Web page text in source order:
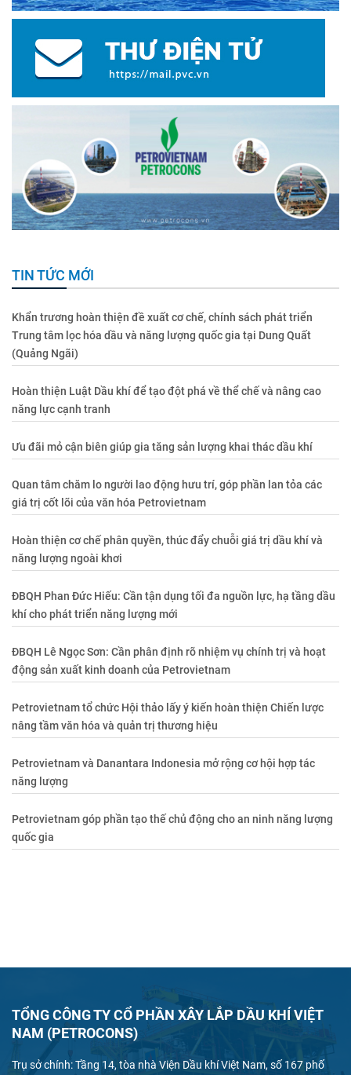
TIN TỨC MỚI
Khẩn trương hoàn thiện đề xuất cơ chế, chính sách phát triển
Trung tâm lọc hóa dầu và năng lượng quốc gia tại Dung Quất
(Quảng Ngãi)
Hoàn thiện Luật Dầu khí để tạo đột phá về thể chế và nâng cao
năng lực cạnh tranh
Ưu đãi mỏ cận biên giúp gia tăng sản lượng khai thác dầu khí
Quan tâm chăm lo người lao động hưu trí, góp phần lan tỏa các
giá trị cốt lõi của văn hóa Petrovietnam
Hoàn thiện cơ chế phân quyền, thúc đẩy chuỗi giá trị dầu khí và
năng lượng ngoài khơi
ĐBQH Phan Đức Hiếu: Cần tận dụng tối đa nguồn lực, hạ tầng dầu
khí cho phát triển năng lượng mới
ĐBQH Lê Ngọc Sơn: Cần phân định rõ nhiệm vụ chính trị và hoạt
động sản xuất kinh doanh của Petrovietnam
Petrovietnam tổ chức Hội thảo lấy ý kiến hoàn thiện Chiến lược
nâng tầm văn hóa và quản trị thương hiệu
Petrovietnam và Danantara Indonesia mở rộng cơ hội hợp tác
năng lượng
Petrovietnam góp phần tạo thế chủ động cho an ninh năng lượng
quốc gia
TỔNG CÔNG TY CỔ PHẦN XÂY LẮP DẦU KHÍ VIỆT
NAM (PETROCONS)
Trụ sở chính: Tầng 14, tòa nhà Viện Dầu khí Việt Nam, số 167 phố